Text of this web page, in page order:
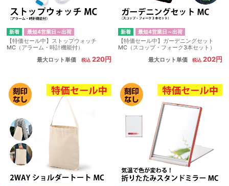
最短4営業日～出荷
【特価セール中】ストップウォッチ
MC（アラーム・時計機能付）
最大ロット単価
220円
最短4営業日～出荷
【特価セール中】ガーデニングセット
MC（スコップ・フォーク3本セット）
最大ロット単価
202円